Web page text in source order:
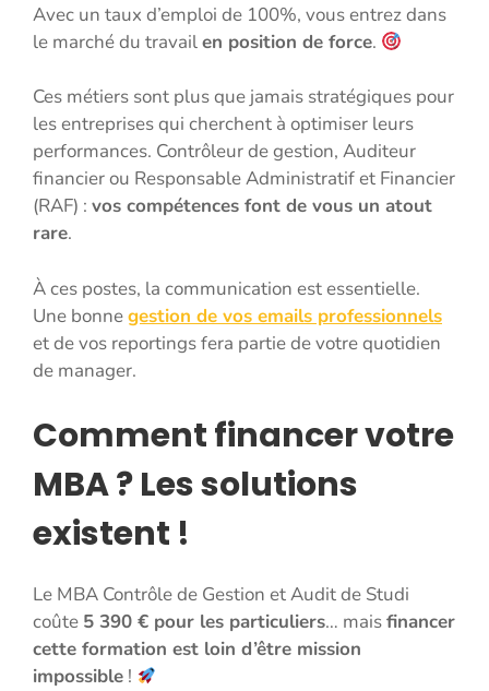
Avec un taux d’emploi de 100%, vous entrez dans
le marché du travailen position de force.
Ces métiers sont plus que jamais stratégiques pour
les entreprises qui cherchent à optimiser leurs
performances. Contrôleur de gestion, Auditeur
financier ou Responsable Administratif et Financier
(RAF) : vos compétences font de vous un atout
rare.
À ces postes, la communication est essentielle.
Une bonnegestion de vos emails professionnels
et de vos reportings fera partie de votre quotidien
de manager.
Comment financer votre
MBA ? Les solutions
existent !
Le MBA Contrôle de Gestion et Audit de Studi
coûte 5 390 € pour les particuliers… maisfinancer
cette formation est loin d’être mission
impossible !